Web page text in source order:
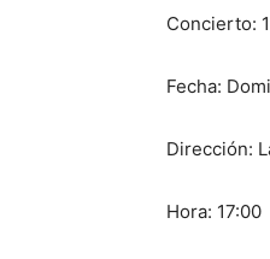
Concierto:
Fecha:
Dirección:
Hora: 17:00